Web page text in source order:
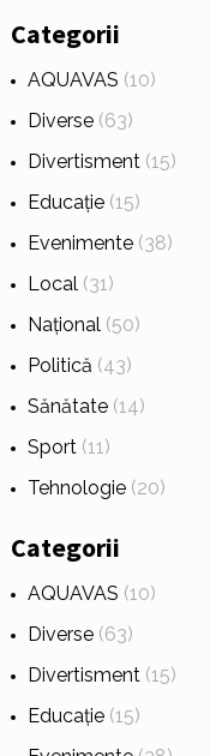
Categorii
AQUAVAS (10)
Diverse(63)
Divertisment(15)
Educație(15)
Evenimente(38)
Local (31)
Național (50)
Politică (43)
Sănătate(14)
Sport(11)
Tehnologie(20)
Categorii
AQUAVAS (10)
Diverse(63)
Divertisment(15)
Educație(15)